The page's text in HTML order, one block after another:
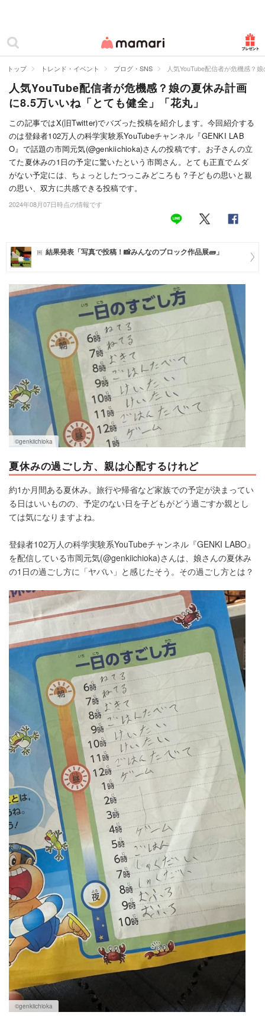
ママリ
カテゴリー一覧
妊娠
出産
赤ちゃん・育児
子育て・家族
病院
美容・ファッション
住まい
マネー
トレンド・イベント
トップ トレンド・イベント ブログ・SNS 人気YouTube配信者が危機感？
人気YouTube配信者が危機感？娘の夏休み計画
に8.5万いいね「とても健全」「花丸」
この記事ではX(旧Twitter)でバズった投稿を紹介します。今回紹介する
のは登録者102万人の科学実験系YouTubeチャンネル『GENKI LAB
O』で話題の市岡元気(@genkiichioka)さんの投稿です。お子さんの立
てた夏休みの1日の予定に驚いたという市岡さん。とても正直でムダ
がない予定には、ちょっとしたつっこみどころも？子どもの思いと親
の思い、双方に共感できる投稿です。
2024年08月07日時点の情報です
結果発表「写真で投稿！📸みんなのブロック作品展🧱」
©︎genkiichioka
夏休みの過ごし方、親は心配するけれど
約1か月間ある夏休み。旅行や帰省など家族での予定が決まってい
る日はいいものの、予定のない日を子どもがどう過ごすか親とし
ては気になりますよね。
登録者102万人の科学実験系YouTubeチャンネル『GENKI LABO』
を配信している市岡元気(@genkiichioka)さんは、娘さんの夏休み
の1日の過ごし方に「ヤバい」と感じたそう。その過ごし方とは？
©︎genkiichioka